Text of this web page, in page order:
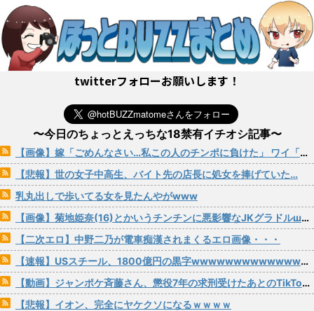
twitterフォローお願いします！
〜今日のちょっとえっちな18禁有イチオシ記事〜
【画像】嫁「ごめんなさい…私この人のチンポに負けた」 ワイ「クククw」 夫「くそっ」
【悲報】世の女子中高生、バイト先の店長に処女を捧げていた…
乳丸出しで歩いてる女を見たんやがwww
【画像】菊地姫奈(16)とかいうチンチンに悪影響なJKグラドルшшшшшшшшшшшш
【二次エロ】中野二乃が電車痴漢されまくるエロ画像・・・
【速報】USスチール、1800億円の黒字wwwwwwwwwwwwwwwwwwwwwwww
【動画】ジャンポケ斉藤さん、懲役7年の求刑受けたあとのTikTokライブ配信がヤバすぎると話題にwwwwwwwwwwwwwwwwwwww
【悲報】イオン、完全にヤケクソになるｗｗｗｗ